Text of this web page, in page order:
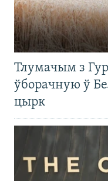
Тлумачым з
ўборачную ў
цырк